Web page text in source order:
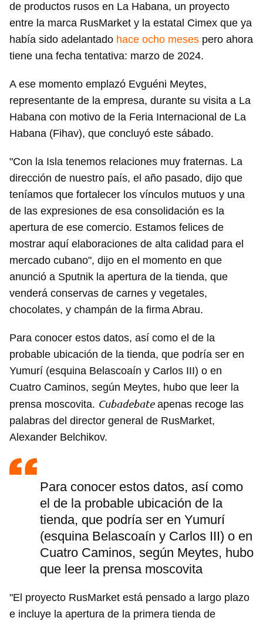
de productos rusos en La Habana, un proyecto
entre la marca RusMarket y la estatal Cimex que ya
había sido adelantado hace ocho meses pero ahora
tiene una fecha tentativa: marzo de 2024.
A ese momento emplazó Evguéni Meytes,
representante de la empresa, durante su visita a La
Habana con motivo de la Feria Internacional de La
Habana (Fihav), que concluyó este sábado.
"Con la Isla tenemos relaciones muy fraternas. La
dirección de nuestro país, el año pasado, dijo que
teníamos que fortalecer los vínculos mutuos y una
de las expresiones de esa consolidación es la
apertura de ese comercio. Estamos felices de
mostrar aquí elaboraciones de alta calidad para el
mercado cubano", dijo en el momento en que
anunció a Sputnik la apertura de la tienda, que
venderá conservas de carnes y vegetales,
chocolates, y champán de la firma Abrau.
Para conocer estos datos, así como el de la
probable ubicación de la tienda, que podría ser en
Yumurí (esquina Belascoaín y Carlos III) o en
Cuatro Caminos, según Meytes, hubo que leer la
prensa moscovita. Cubadebateapenas recoge las
palabras del director general de RusMarket,
Alexander Belchikov.
Para conocer estos datos, así como
el de la probable ubicación de la
tienda, que podría ser en Yumurí
(esquina Belascoaín y Carlos III) o en
Cuatro Caminos, según Meytes, hubo
que leer la prensa moscovita
"El proyecto RusMarket está pensado a largo plazo
e incluye la apertura de la primera tienda de